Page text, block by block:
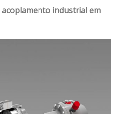
acoplamento industrial em